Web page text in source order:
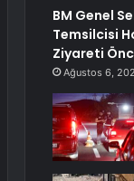
BM Genel
Temsilcisi
Ziyareti
Ağustos 6,